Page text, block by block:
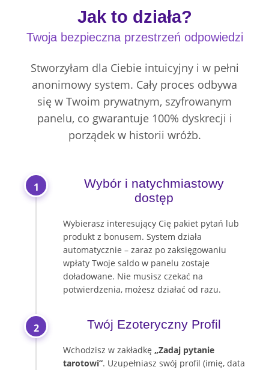
Jak to działa?
Twoja bezpieczna przestrzeń odpowiedzi
Stworzyłam dla Ciebie intuicyjny i w pełni
anonimowy system. Cały proces odbywa
się w Twoim prywatnym, szyfrowanym
panelu, co gwarantuje 100% dyskrecji i
porządek w historii wróżb.
1
Wybór i natychmiastowy
dostęp
Wybierasz interesujący Cię pakiet pytań lub
produkt z bonusem. System działa
automatycznie – zaraz po zaksięgowaniu
wpłaty Twoje saldo w panelu zostaje
doładowane. Nie musisz czekać na
potwierdzenia, możesz działać od razu.
2 Twój Ezoteryczny Profil
Wchodzisz w zakładkę „Zadaj pytanie
tarotowi”. Uzupełniasz swój profil (imię, data